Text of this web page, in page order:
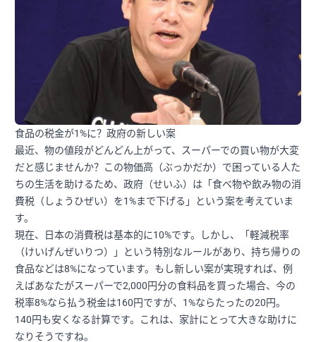
食品の税金が1%に？政府の新しい案
最近、物の値段がどんどん上がって、スーパーでの買い物が大変
だと感じませんか？この物価高（ぶっかだか）で困っている人た
ちの生活を助けるため、政府（せいふ）は「食べ物や飲み物の消
費税（しょうひぜい）を1%まで下げる」という案を考えていま
す。
現在、日本の消費税は基本的に10%です。しかし、「軽減税率
（けいげんぜいりつ）」という特別なルールがあり、持ち帰りの
食品などは8%になっています。もし新しい案が実現すれば、例
えばあなたがスーパーで2,000円分の食料品を買った場合、今の
税率8%なら払う税金は160円ですが、1%ならたったの20円。
140円も安くなる計算です。これは、家計にとって大きな助けに
なりそうですね。